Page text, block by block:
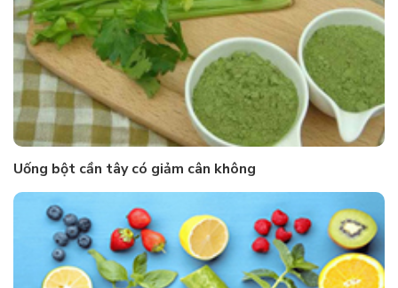
Uống bột cần tây có giảm cân không